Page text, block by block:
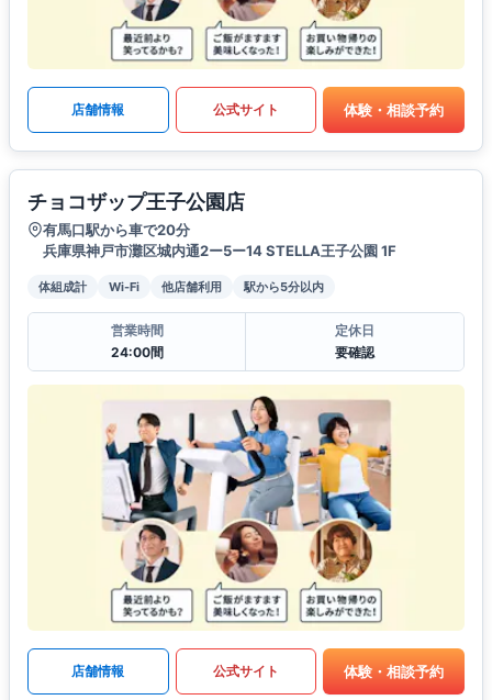
店舗情報 公式サイト 体験・相談予約
チョコザップ王子公園店
有馬口駅から車で20分
兵庫県神戸市灘区城内通2ー5ー14 STELLA王子公園 1F
体組成計 Wi-Fi 他店舗利用 駅から5分以内
営業時間
24:00間
定休日
要確認
店舗情報 公式サイト 体験・相談予約